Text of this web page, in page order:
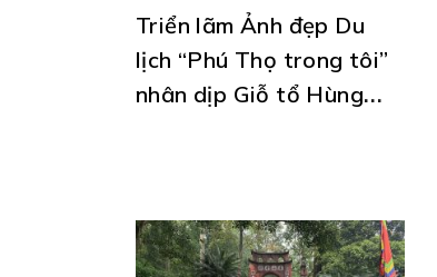
Triển lãm Ảnh đẹp Du
lịch “Phú Thọ trong tôi”
nhân dịp Giỗ tổ Hùng